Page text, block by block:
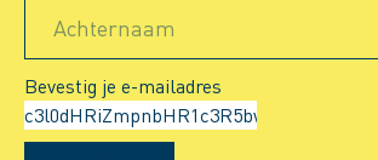
Achternaam
Bevestig je e-mailadres